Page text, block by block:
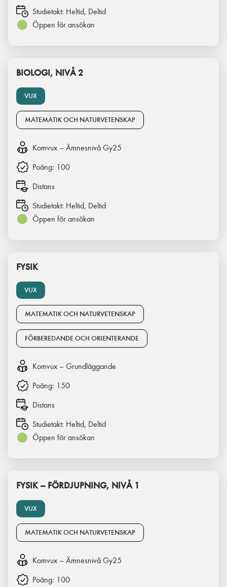
Studietakt: Heltid, Deltid
Öppen för ansökan
VUX
BIOLOGI, NIVÅ 2
MATEMATIK OCH NATURVETENSKAP
Komvux – Ämnesnivå Gy25
Poäng: 100
Distans
Studietakt: Heltid, Deltid
Öppen för ansökan
VUX
FYSIK
MATEMATIK OCH NATURVETENSKAP
FÖRBEREDANDE OCH ORIENTERANDE
Komvux – Grundläggande
Poäng: 150
Distans
Studietakt: Heltid, Deltid
Öppen för ansökan
VUX
FYSIK – FÖRDJUPNING, NIVÅ 1
MATEMATIK OCH NATURVETENSKAP
Komvux – Ämnesnivå Gy25
Poäng: 100